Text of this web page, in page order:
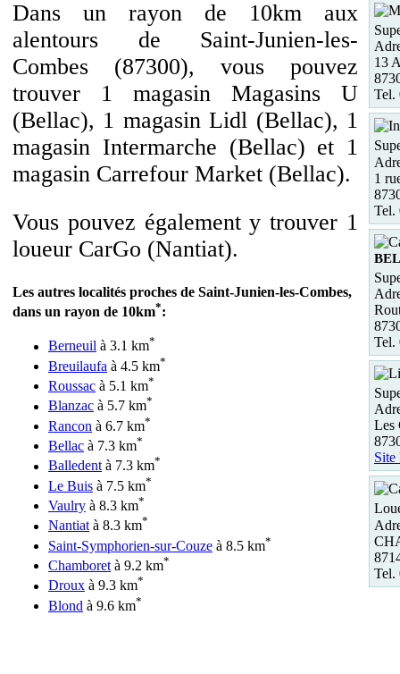
Dans un rayon de 10km aux
alentours de Saint-Junien-les-
Combes (87300), vous pouvez
trouver 1 magasin Magasins U
(Bellac), 1 magasin Lidl (Bellac), 1
magasin Intermarche (Bellac) et 1
magasin Carrefour Market (Bellac).
Vous pouvez également y trouver 1
loueur CarGo (Nantiat).
Les autres localités proches de Saint-Junien-les-Combes,
dans un rayon de 10km*:
Berneuil à 3.1 km*
Breuilaufa à 4.5 km*
Roussac à 5.1 km*
Blanzac à 5.7 km*
Rancon à 6.7 km*
Bellac à 7.3 km*
Balledentà 7.3 km*
Le Buis à 7.5 km*
Vaulry à 8.3 km*
Nantiatà 8.3 km*
Saint-Symphorien-sur-Couze à 8.5 km*
Chamboret à 9.2 km*
Droux à 9.3 km*
Blond à 9.6 km*
13
Tel.
1
Tel.
Tel.
Les
Site
Tel.